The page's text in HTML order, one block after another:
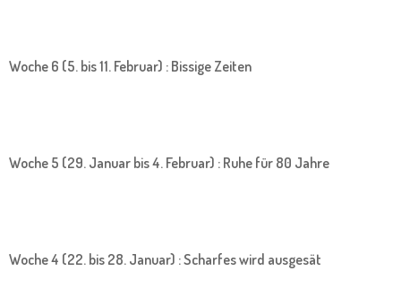
Woche 6 (5. bis 11. Februar) : Bissige Zeiten
Woche 5 (29. Januar bis 4. Februar) : Ruhe für 80 Jahre
Woche 4 (22. bis 28. Januar) : Scharfes wird ausgesät